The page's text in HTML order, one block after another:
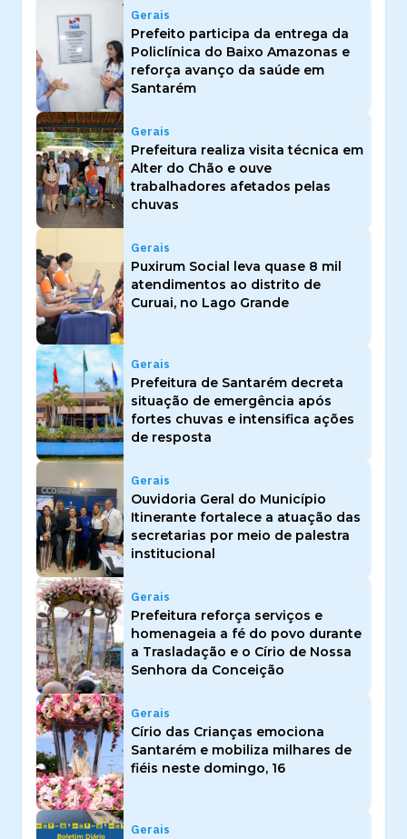
Gerais
Prefeito participa da entrega da
Policlínica do Baixo Amazonas e
reforça avanço da saúde em
Santarém
Gerais
Prefeitura realiza visita técnica em
Alter do Chão e ouve
trabalhadores afetados pelas
chuvas
Gerais
Puxirum Social leva quase 8 mil
atendimentos ao distrito de
Curuai, no Lago Grande
Gerais
Prefeitura de Santarém decreta
situação de emergência após
fortes chuvas e intensifica ações
de resposta
Gerais
Ouvidoria Geral do Município
Itinerante fortalece a atuação das
secretarias por meio de palestra
institucional
Gerais
Prefeitura reforça serviços e
homenageia a fé do povo durante
a Trasladação e o Círio de Nossa
Senhora da Conceição
Gerais
Círio das Crianças emociona
Santarém e mobiliza milhares de
fiéis neste domingo, 16
Gerais